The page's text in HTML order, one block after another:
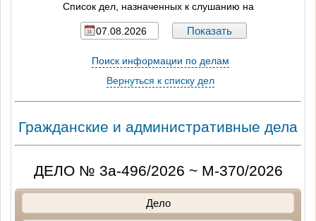
Список дел, назначенных к слушанию на
Поиск информации по делам
Вернуться к списку дел
Гражданские и административные дела
ДЕЛО № 3а-496/2026 ~ М-370/2026
Дело